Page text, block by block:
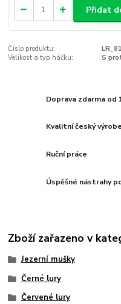
Přidat
Číslo produktu:
Velikost a typ háčku:
S
Doprava zdarma od
Kvalitní český
Ruční práce
Úspěšné nástrahy
Zboží zařazeno v
Jezerní mušky
Černé lury
Červené lury